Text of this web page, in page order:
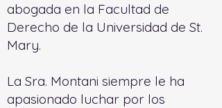
abogada en la Facultad de
Derecho de la Universidad de St.
Mary.
La Sra. Montani siempre le ha
apasionado luchar por los